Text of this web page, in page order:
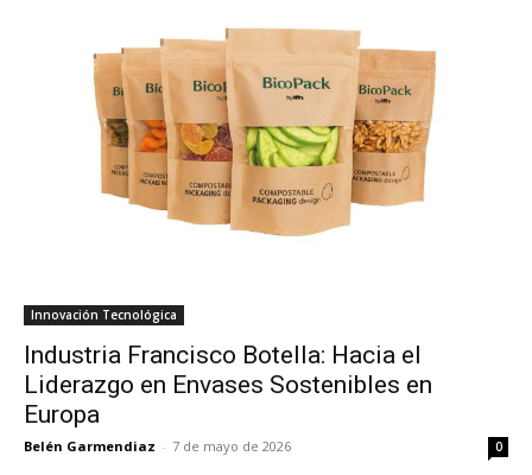
Innovación Tecnológica
Industria Francisco Botella: Hacia el
Liderazgo en Envases Sostenibles en
Europa
Belén Garmendiaz - 7 de mayo de 2026 0